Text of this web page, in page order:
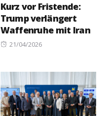
Kurz vor Fristende:
Trump verlängert
Waffenruhe mit Iran
Posted
21/04/2026